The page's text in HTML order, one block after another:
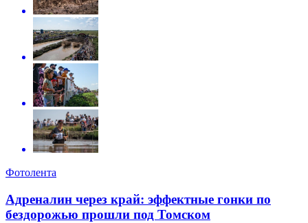
Фотолента
Адреналин через край: эффектные гонки по
бездорожью прошли под Томском